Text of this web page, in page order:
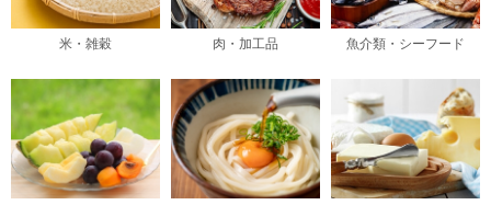
米・雑穀 肉・加工品 魚介類・シーフード